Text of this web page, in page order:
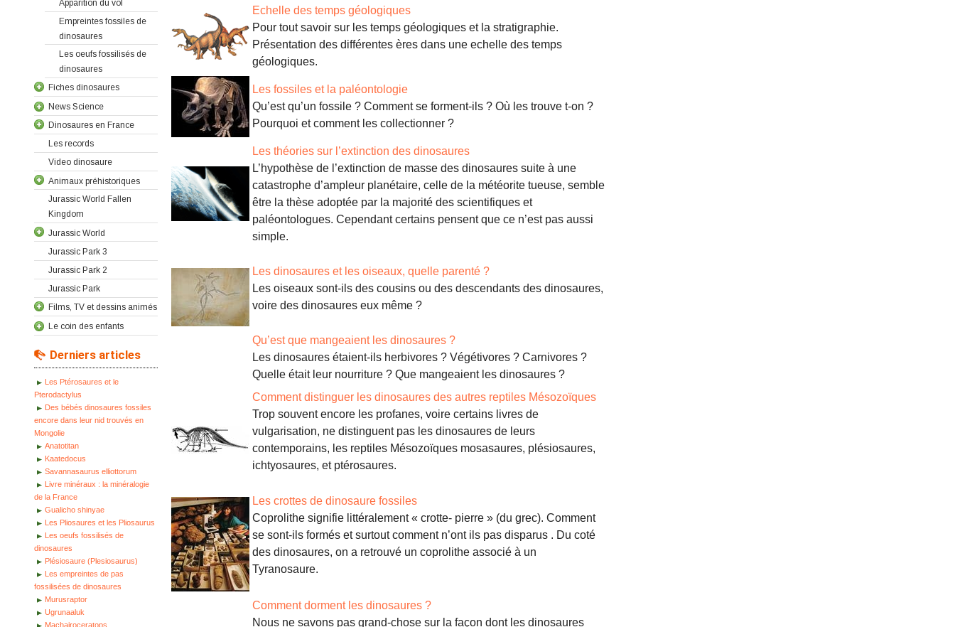
Apparition du vol
Empreintes fossiles de
dinosaures
Les oeufs fossilisés de
dinosaures
Fiches dinosaures
News Science
Dinosaures en France
Les records
Video dinosaure
Animaux préhistoriques
Jurassic World Fallen
Kingdom
Jurassic World
Jurassic Park 3
Jurassic Park 2
Jurassic Park
Films, TV et dessins animés
Le coin des enfants
Derniers articles
Les Ptérosaures et le
Pterodactylus
Des bébés dinosaures fossiles
encore dans leur nid trouvés en
Mongolie
Anatotitan
Kaatedocus
Savannasaurus elliottorum
Livre minéraux : la minéralogie
de la France
Gualicho shinyae
Les Pliosaures et les Pliosaurus
Les oeufs fossilisés de
dinosaures
Plésiosaure (Plesiosaurus)
Les empreintes de pas
fossilisées de dinosaures
Murusraptor
Ugrunaaluk
Machairoceratops
Echelle des temps géologiques
Pour tout savoir sur les temps géologiques et la stratigraphie.
Présentation des différentes ères dans une echelle des temps
géologiques.
Les fossiles et la paléontologie
Qu’est qu’un fossile ? Comment se forment-ils ? Où les trouve t-on ?
Pourquoi et comment les collectionner ?
Les théories sur l’extinction des dinosaures
L’hypothèse de l’extinction de masse des dinosaures suite à une
catastrophe d’ampleur planétaire, celle de la météorite tueuse, semble
être la thèse adoptée par la majorité des scientifiques et
paléontologues. Cependant certains pensent que ce n’est pas aussi
simple.
Les dinosaures et les oiseaux, quelle parenté ?
Les oiseaux sont-ils des cousins ou des descendants des dinosaures,
voire des dinosaures eux même ?
Qu’est que mangeaient les dinosaures ?
Les dinosaures étaient-ils herbivores ? Végétivores ? Carnivores ?
Quelle était leur nourriture ? Que mangeaient les dinosaures ?
Comment distinguer les dinosaures des autres reptiles Mésozoïques
Trop souvent encore les profanes, voire certains livres de
vulgarisation, ne distinguent pas les dinosaures de leurs
contemporains, les reptiles Mésozoïques mosasaures, plésiosaures,
ichtyosaures, et ptérosaures.
Les crottes de dinosaure fossiles
Coprolithe signifie littéralement « crotte- pierre » (du grec). Comment
se sont-ils formés et surtout comment n’ont ils pas disparus . Du coté
des dinosaures, on a retrouvé un coprolithe associé à un
Tyranosaure.
Comment dorment les dinosaures ?
Nous ne savons pas grand-chose sur la façon dont les dinosaures